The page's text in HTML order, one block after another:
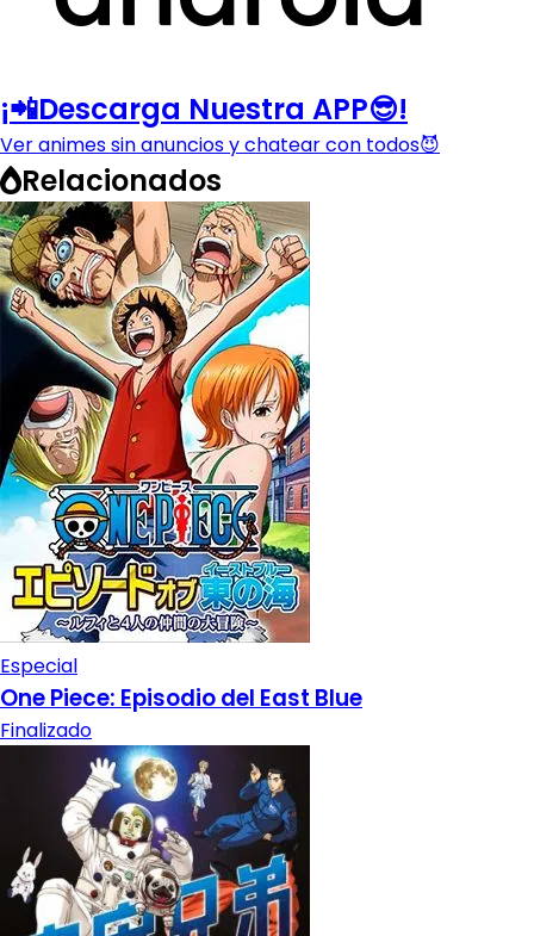
¡📲Descarga Nuestra APP😎!
Ver animes sin anuncios y chatear con todos😈
Relacionados
Especial
One Piece: Episodio del East Blue
Finalizado